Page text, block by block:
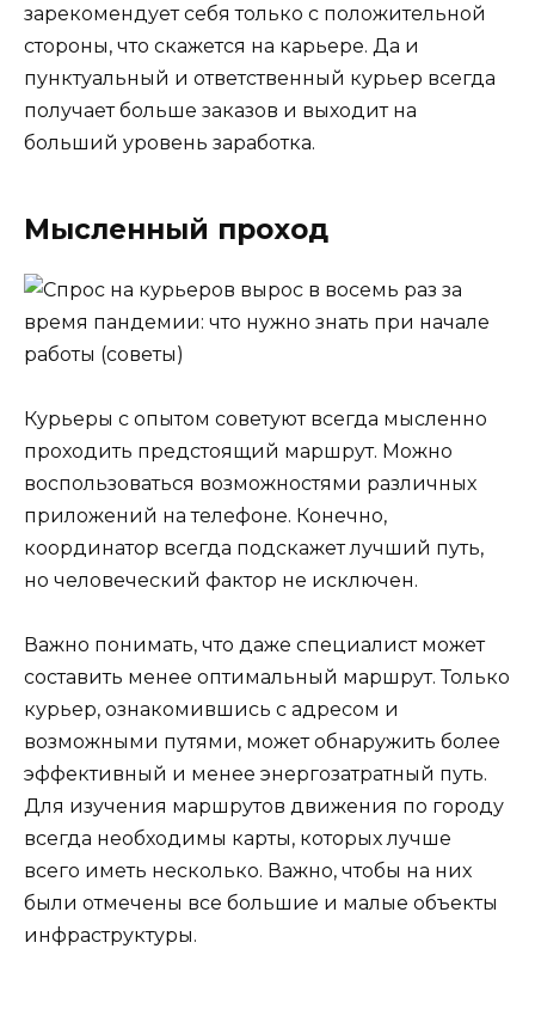
зарекомендует себя только с положительной
стороны, что скажется на карьере. Да и
пунктуальный и ответственный курьер всегда
получает больше заказов и выходит на
больший уровень заработка.
Мысленный проход
Курьеры с опытом советуют всегда мысленно
проходить предстоящий маршрут. Можно
воспользоваться возможностями различных
приложений на телефоне. Конечно,
координатор всегда подскажет лучший путь,
но человеческий фактор не исключен.
Важно понимать, что даже специалист может
составить менее оптимальный маршрут. Только
курьер, ознакомившись с адресом и
возможными путями, может обнаружить более
эффективный и менее энергозатратный путь.
Для изучения маршрутов движения по городу
всегда необходимы карты, которых лучше
всего иметь несколько. Важно, чтобы на них
были отмечены все большие и малые объекты
инфраструктуры.